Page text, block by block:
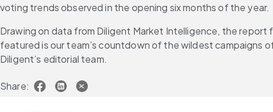
voting trends observed in the opening six months of the year.
Drawing on data from Diligent Market Intelligence, the report
featured is our team’s countdown of the wildest campaigns
Diligent’s editorial team.
Share: